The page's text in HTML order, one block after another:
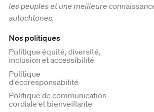
les peuples et une meilleure
autochtones.
Nos politiques
Politique équité, diversité,
inclusion et accessibilité
Politique
d'écoresponsabilité
Politique de communication
cordiale et bienveillante